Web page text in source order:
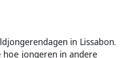
in Lissabon.
jongeren in andere